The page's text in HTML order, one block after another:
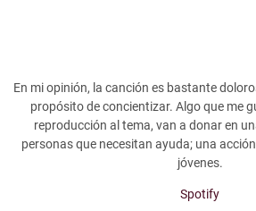
En mi opinión, la canción es bastante
propósito de concientizar. Algo que me
reproducción al tema, van a donar en
personas que necesitan ayuda; una
jóvenes.
Spotify